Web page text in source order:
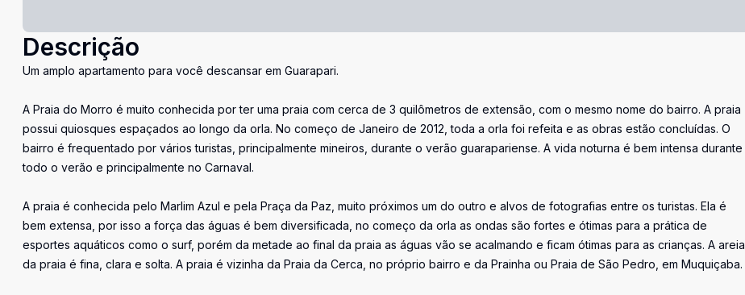
Descrição
Um amplo apartamento para você descansar em Guarapari.
A Praia do Morro é muito conhecida por ter uma praia com cerca de 3 quilômetros de extensão, com o mesmo nome do bairro. A praia
possui quiosques espaçados ao longo da orla. No começo de Janeiro de 2012, toda a orla foi refeita e as obras estão concluídas. O
bairro é frequentado por vários turistas, principalmente mineiros, durante o verão guarapariense. A vida noturna é bem intensa durante
todo o verão e principalmente no Carnaval.
A praia é conhecida pelo Marlim Azul e pela Praça da Paz, muito próximos um do outro e alvos de fotografias entre os turistas. Ela é
bem extensa, por isso a força das águas é bem diversificada, no começo da orla as ondas são fortes e ótimas para a prática de
esportes aquáticos como o surf, porém da metade ao final da praia as águas vão se acalmando e ficam ótimas para as crianças. A areia
da praia é fina, clara e solta. A praia é vizinha da Praia da Cerca, no próprio bairro e da Prainha ou Praia de São Pedro, em Muquiçaba.